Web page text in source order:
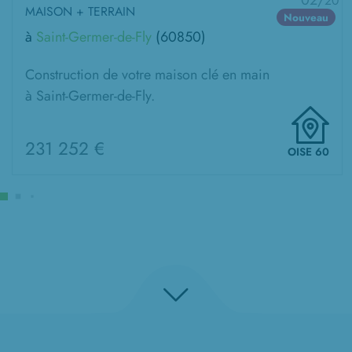
Nouveau
MAISON + TERRAIN
à Saint-Germer-de-Fly (60850)
Construction de votre maison clé en main
à Saint-Germer-de-Fly.
231 252 € OISE 60